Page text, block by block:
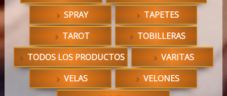
SPRAY
TAPETES
TAROT
TOBILLERAS
TODOS LOS PRODUCTOS
VARITAS
VELAS
VELONES